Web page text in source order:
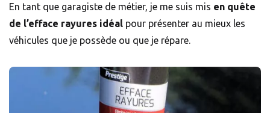
En tant que garagiste de métier, je me suis mis en quête
de l’efface rayures idéal pour présenter au mieux les
véhicules que je possède ou que je répare.